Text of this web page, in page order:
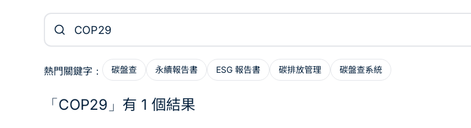
搜尋文章
熱門關鍵字： 碳盤查 永續報告書 ESG 報告書 碳排放管理 碳盤查系統
「COP29」有 1 個結果